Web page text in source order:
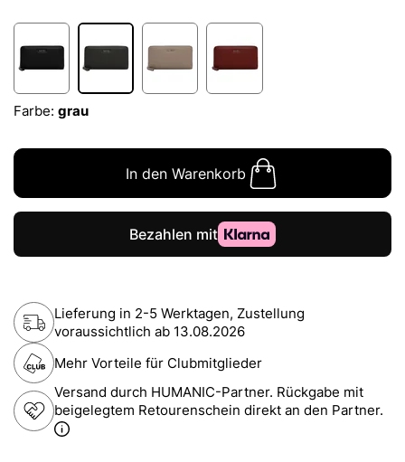
Farbe: grau
In den Warenkorb
Lieferung in 2-5 Werktagen, Zustellung
voraussichtlich ab 13.08.2026
Mehr Vorteile für Clubmitglieder
Versand durch HUMANIC-Partner. Rückgabe mit
beigelegtem Retourenschein direkt an den Partner.